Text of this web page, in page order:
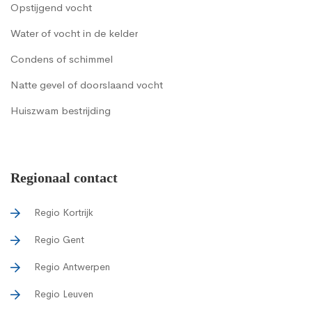
Opstijgend vocht
Water of vocht in de kelder
Condens of schimmel
Natte gevel of doorslaand vocht
Huiszwam bestrijding
Regionaal contact
Regio Kortrijk
Regio Gent
Regio Antwerpen
Regio Leuven